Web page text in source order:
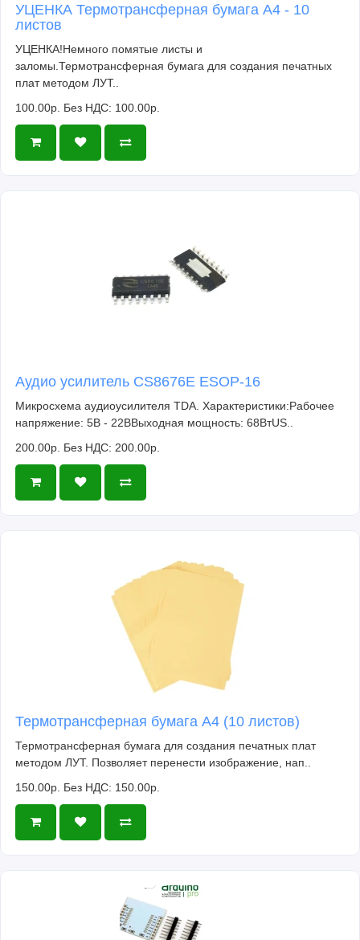
УЦЕНКА Термотрансферная бумага А4 - 10
листов
УЦЕНКА!Немного помятые листы и
заломы.Термотрансферная бумага для создания печатных
плат методом ЛУТ..
100.00р. Без НДС: 100.00р.
Аудио усилитель CS8676E ESOP-16
Микросхема аудиоусилителя TDA. Характеристики:Рабочее
напряжение: 5В - 22ВВыходная мощность: 68ВтUS..
200.00р. Без НДС: 200.00р.
Термотрансферная бумага А4 (10 листов)
Термотрансферная бумага для создания печатных плат
методом ЛУТ. Позволяет перенести изображение, нап..
150.00р. Без НДС: 150.00р.